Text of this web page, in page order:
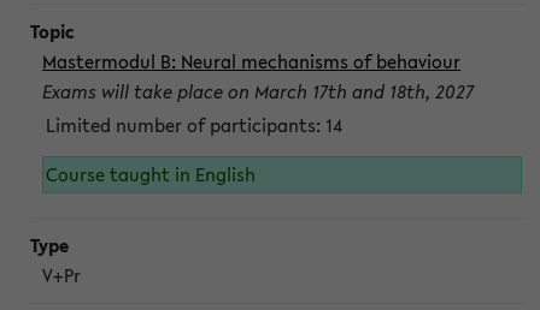
Mastermodul B: Neural mechanisms of behaviour
Exams will take place on March 17th and 18th, 2027
Limited number of participants: 14
Course taught in English
V+Pr